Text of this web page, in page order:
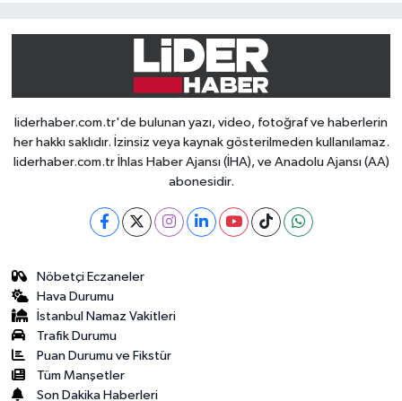
liderhaber.com.tr'de bulunan yazı, video, fotoğraf ve haberlerin
her hakkı saklıdır. İzinsiz veya kaynak gösterilmeden kullanılamaz.
liderhaber.com.tr İhlas Haber Ajansı (İHA), ve Anadolu Ajansı (AA)
abonesidir.
Nöbetçi Eczaneler
Hava Durumu
İstanbul Namaz Vakitleri
Trafik Durumu
Puan Durumu ve Fikstür
Tüm Manşetler
Son Dakika Haberleri